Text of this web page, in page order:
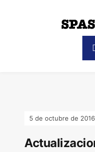
5 de octubre de 2016